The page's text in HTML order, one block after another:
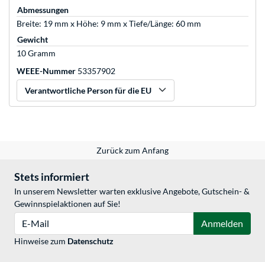
Abmessungen
Breite: 19 mm x Höhe: 9 mm x Tiefe/Länge: 60 mm
Gewicht
10 Gramm
WEEE-Nummer 53357902
Verantwortliche Person für die EU
Zurück zum Anfang
Stets informiert
In unserem Newsletter warten exklusive Angebote, Gutschein- &
Gewinnspielaktionen auf Sie!
Anmelden
Hinweise zum Datenschutz